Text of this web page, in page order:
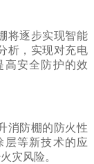
将逐步实现智能
析，实现对充电
高安全防护的效
消防棚的防火性
层等新技术的应
灾风险。